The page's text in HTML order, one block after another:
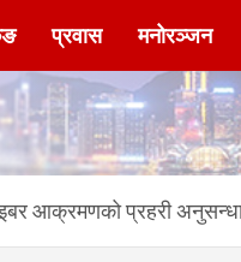
–
पहिलो
nepal com
प्रवास मनोरञ्जन
आक्रमणको प्रहरी